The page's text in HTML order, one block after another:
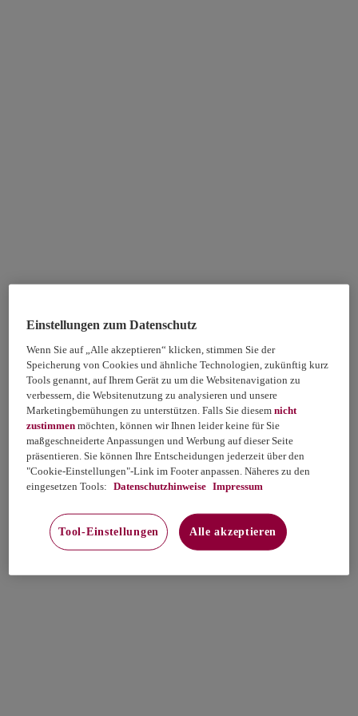
Einstellungen zum Datenschutz
Wenn Sie auf „Alle akzeptieren“ klicken, stimmen Sie der
Speicherung von Cookies und ähnliche Technologien, zukünftig kurz
Tools genannt, auf Ihrem Gerät zu um die Websitenavigation zu
verbessern, die Websitenutzung zu analysieren und unsere
Marketingbemühungen zu unterstützen. Falls Sie diesemnicht
zustimmen möchten, können wir Ihnen leider keine für Sie
maßgeschneiderte Anpassungen und Werbung auf dieser Seite
präsentieren. Sie können Ihre Entscheidungen jederzeit über den
"Cookie-Einstellungen"-Link im Footer anpassen. Näheres zu den
eingesetzen Tools: Datenschutzhinweise Impressum
Tool-Einstellungen Alle akzeptieren